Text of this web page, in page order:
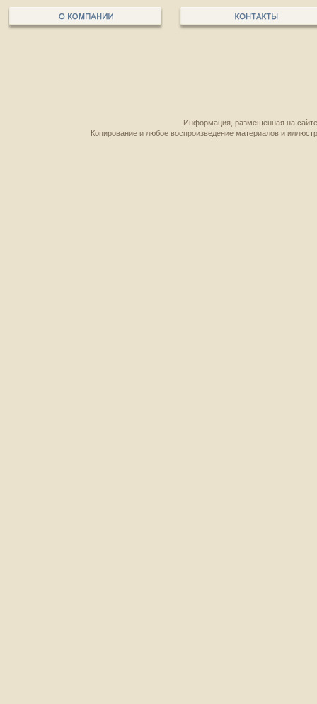
Информация, размещенная на
Копирование и любое воспроизведение материалов и